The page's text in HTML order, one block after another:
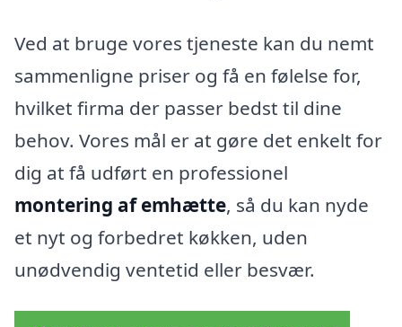
Ved at bruge vores tjeneste kan du nemt
sammenligne priser og få en følelse for,
hvilket firma der passer bedst til dine
behov. Vores mål er at gøre det enkelt for
dig at få udført en professionel
montering af emhætte, så du kan nyde
et nyt og forbedret køkken, uden
unødvendig ventetid eller besvær.